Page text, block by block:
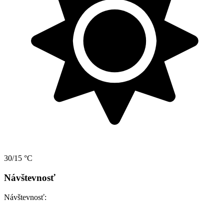
30/15 °C
Návštevnosť
Návštevnosť: